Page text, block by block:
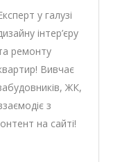
у галузі
інтер’єру
ремонту
Вивчає
ЖК,
з
на сайті!